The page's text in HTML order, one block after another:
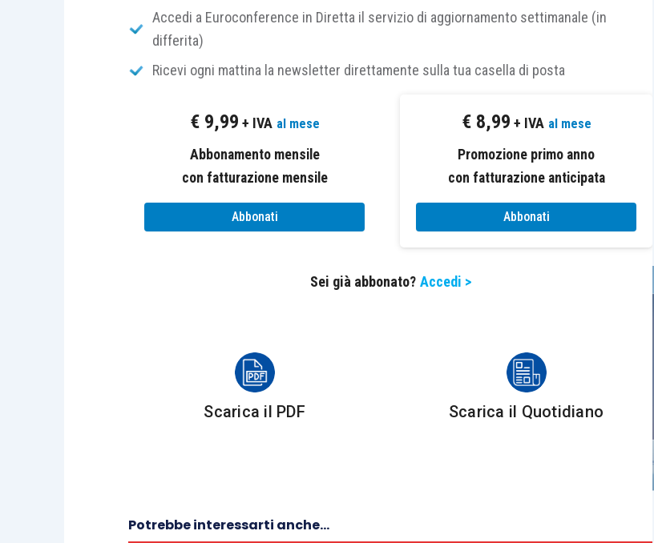
È capitato, ad esempio, che alcunisoggetti fiscalmente residenti all’estero, iscritti Aire,
per un qualsiasi motivo si sono trovati
nel Paese estero di residenzae, a seguito dei vari “lock down”, hanno trascorso così più
Come noto, secondo l’
permanenza per più della metà del periodo di
imposta nel nostro Paeseè una condizione che potrebbe rendere qui fiscalmente
residente un soggetto.
L’Ocse rileva, però, come la crisi Covid-19 rappresenti unacircostanza eccezionale. Le
arco temporale più lungo per valutare lo stato di
in Commissione VI Finanze n. 5-04654
in cui gli onorevoli hanno osservato come i vari
Governi abbiano adottato, durante il 2020,
misure restrittive sulla libertà di circolazione
La circostanza potrebbe avere quindi un impatto sulla determinazione dellaresidenza
è nata, pertanto, dalla necessità di sollecitare
pronuncia esplicita di rinvio al 2021
I parlamentari hanno chiestoprecise indicazioni circa le iniziative che l’Agenzia delle
Accedi a Euroconference in Diretta il servizio di aggiornamento settimanale (in
differita)
Ricevi ogni mattina la newsletter direttamente sulla tua casella di posta
€ 9,99 + IVA al mese
Abbonamento mensile
con fatturazione mensile
Abbonati
€ 8,99 + IVA al mese
Promozione primo anno
con fatturazione anticipata
Abbonati
Sei già abbonato? Accedi >
Scarica il PDF Scarica il Quotidiano
Potrebbe interessarti anche...